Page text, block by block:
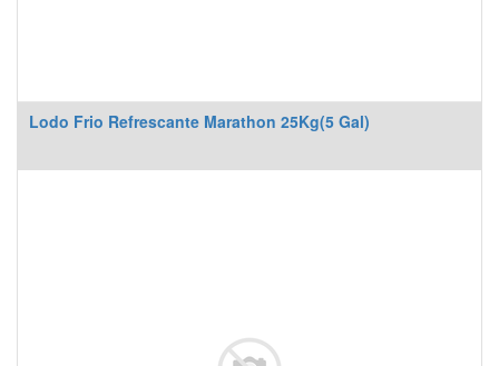
Lodo Frio Refrescante Marathon 25Kg(5 Gal)